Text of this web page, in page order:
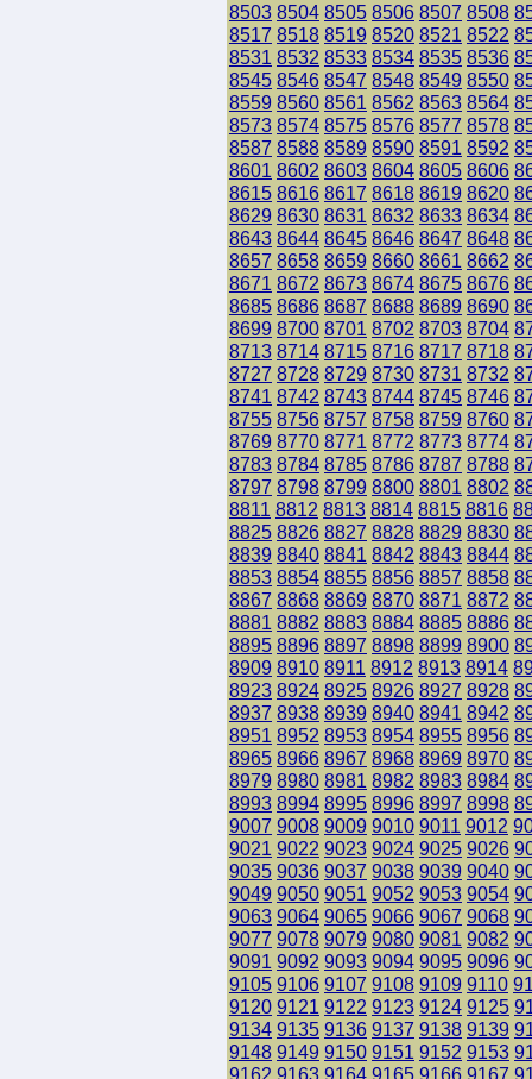
8503 8504 8505 8506 8507 8508
8517 8518 8519 8520 8521 8522
8531 8532 8533 8534 8535 8536
8545 8546 8547 8548 8549 8550
8559 8560 8561 8562 8563 8564
8573 8574 8575 8576 8577 8578
8587 8588 8589 8590 8591 8592
8601 8602 8603 8604 8605 8606
8615 8616 8617 8618 8619 8620
8629 8630 8631 8632 8633 8634
8643 8644 8645 8646 8647 8648
8657 8658 8659 8660 8661 8662
8671 8672 8673 8674 8675 8676
8685 8686 8687 8688 8689 8690
8699 8700 8701 8702 8703 8704
8713 8714 8715 8716 8717 8718
8727 8728 8729 8730 8731 8732
8741 8742 8743 8744 8745 8746
8755 8756 8757 8758 8759 8760
8769 8770 8771 8772 8773 8774
8783 8784 8785 8786 8787 8788
8797 8798 8799 8800 8801 8802
8811 8812 8813 8814 8815 8816
8825 8826 8827 8828 8829 8830
8839 8840 8841 8842 8843 8844
8853 8854 8855 8856 8857 8858
8867 8868 8869 8870 8871 8872
8881 8882 8883 8884 8885 8886
8895 8896 8897 8898 8899 8900
8909 8910 8911 8912 8913 8914
8923 8924 8925 8926 8927 8928
8937 8938 8939 8940 8941 8942
8951 8952 8953 8954 8955 8956
8965 8966 8967 8968 8969 8970
8979 8980 8981 8982 8983 8984
8993 8994 8995 8996 8997 8998
9007 9008 9009 9010 9011 9012
9021 9022 9023 9024 9025 9026
9035 9036 9037 9038 9039 9040
9049 9050 9051 9052 9053 9054
9063 9064 9065 9066 9067 9068
9077 9078 9079 9080 9081 9082
9091 9092 9093 9094 9095 9096
9105 9106 9107 9108 9109 9110
9120 9121 9122 9123 9124 9125
9134 9135 9136 9137 9138 9139
9148 9149 9150 9151 9152 9153
9162 9163 9164 9165 9166 9167